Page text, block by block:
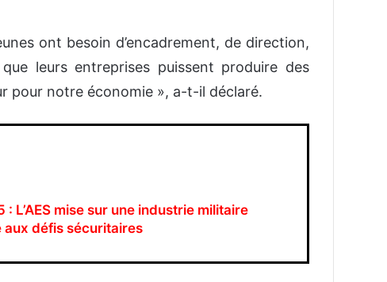
ont besoin d’encadrement, de direction,
leurs entreprises puissent produire des
pour notre économie », a-t-il déclaré.
L’AES mise sur une industrie militaire
aux défis sécuritaires